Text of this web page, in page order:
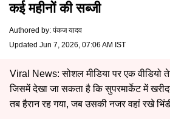
कई महीनों की सब्जी
Authored by: पंकज यादव
Updated Jun 7, 2026, 07:06 AM IST
Viral News: सोशल मीडिया पर एक वीडियो
जिसमें देखा जा सकता है कि सुपरमार्केट में
तब हैरान रह गया, जब उसकी नजर वहां रखे